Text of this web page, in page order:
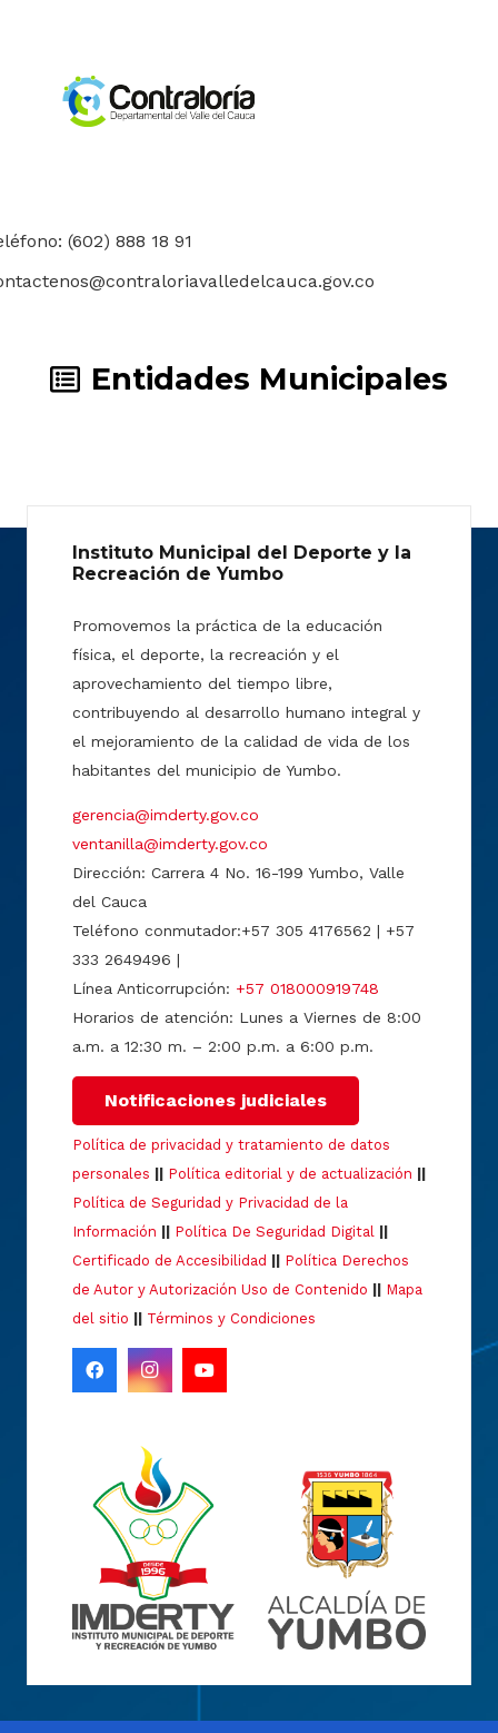
(602) 888 18 91
Entidades Municipales
Instituto Municipal del Deporte y la
Recreación de Yumbo
Promovemos la práctica de la educación
física, el deporte, la recreación y el
aprovechamiento del tiempo libre,
contribuyendo al desarrollo humano integral y
el mejoramiento de la calidad de vida de los
habitantes del municipio de Yumbo.
gerencia@imderty.gov.co
ventanilla@imderty.gov.co
Dirección: Carrera 4 No. 16-199 Yumbo, Valle
del Cauca
Teléfono conmutador:+57 305 4176562 | +57
333 2649496 |
Línea Anticorrupción: +57 018000919748
Horarios de atención: Lunes a Viernes de 8:00
a.m. a 12:30 m. – 2:00 p.m. a 6:00 p.m.
Notificaciones judiciales
Política de privacidad y tratamiento de datos
personales
Política editorial y de actualización
Política de Seguridad y Privacidad de la
Información
Política De Seguridad Digital
Certificado de Accesibilidad
Política Derechos
de Autor y Autorización Uso de Contenido
Mapa
del sitio
Términos y Condiciones